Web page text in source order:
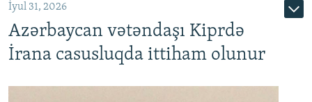
İyul 31, 2026
Azərbaycan vətəndaşı Kiprdə
İrana casusluqda ittiham olunur